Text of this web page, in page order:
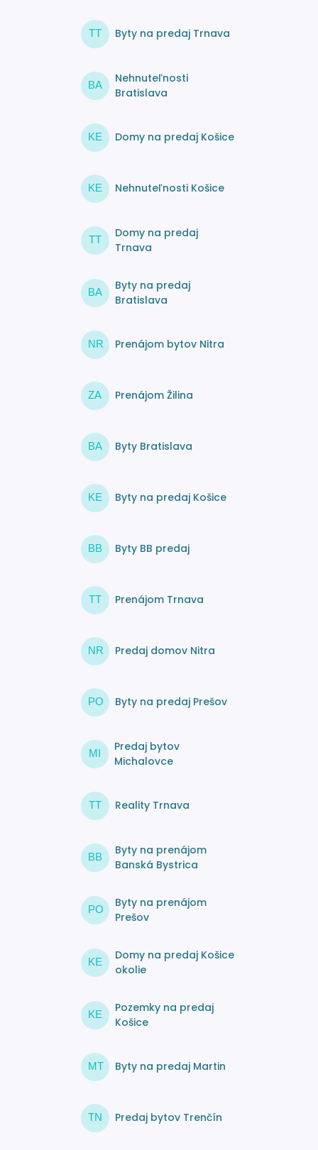
TT Byty na predaj Trnava
BA
Nehnuteľnosti
Bratislava
KE Domy na predaj Košice
KE Nehnuteľnosti Košice
TT
Domy na predaj
Trnava
BA
Byty na predaj
Bratislava
NR Prenájom bytov Nitra
ZA Prenájom Žilina
BA Byty Bratislava
KE Byty na predaj Košice
BB Byty BB predaj
TT Prenájom Trnava
NR Predaj domov Nitra
PO Byty na predaj Prešov
MI
Predaj bytov
Michalovce
TT Reality Trnava
BB
Byty na prenájom
Banská Bystrica
PO
Byty na prenájom
Prešov
KE
Domy na predaj Košice
okolie
KE
Pozemky na predaj
Košice
MT Byty na predaj Martin
TN Predaj bytov Trenčín